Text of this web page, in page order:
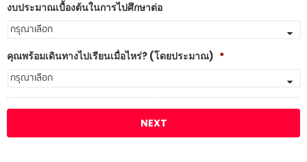
งบประมาณเบื้องต้นในการไปศึกษาต่อ
คุณพร้อมเดินทางไปเรียนเมื่อไหร่? (โดยประมาณ) *